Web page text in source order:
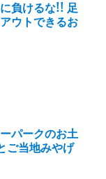
に負けるな!! 足
ウトできるお
パークのお土
当地みやげ